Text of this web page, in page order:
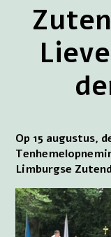
Op 15 augustus,
Limburgse